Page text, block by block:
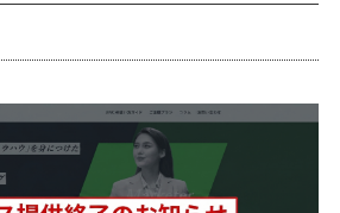
商品開発（product development）
（information） アフターコロナ(afterCOVID)
） 事例紹介（case study） 未分類